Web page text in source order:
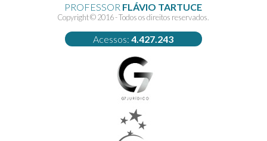
PROFESSOR FLÁVIO TARTUCE
Copyright © 2016 - Todos os direitos reservados.
Acessos:4.427.243